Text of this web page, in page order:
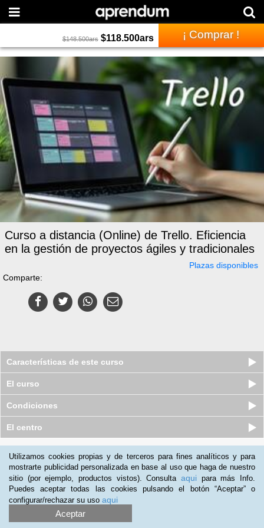
$148.500ars $118.500ars ¡ Comprar !
Curso a distancia (Online) de Trello. Eficiencia
en la gestión de proyectos ágiles y tradicionales
Plazas disponibles
Comparte:
Características de este curso
El curso
Condiciones
El centro
Utilizamos cookies propias y de terceros para fines analíticos y para
mostrarte publicidad personalizada en base al uso que haga de nuestro
sitio (por ejemplo, productos vistos). Consulta aqui para más Info.
Puedes aceptar todas las cookies pulsando el botón “Aceptar” o
configurar/rechazar su uso aqui
Aceptar
Promociona tu negocio |Programa de Afiliación
2012-2026 Aprendum
LLámanos: